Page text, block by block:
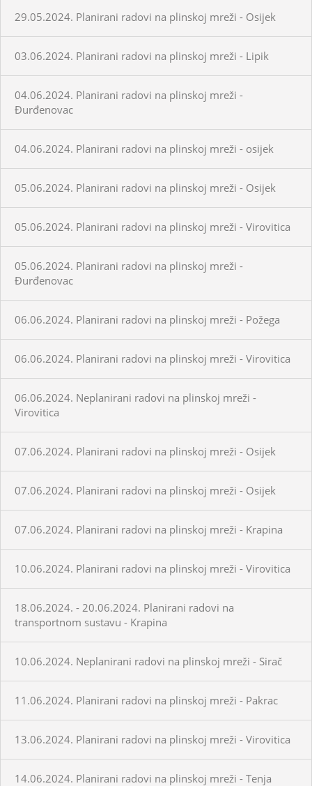
29.05.2024. Planirani radovi na plinskoj mreži - Osijek
03.06.2024. Planirani radovi na plinskoj mreži - Lipik
04.06.2024. Planirani radovi na plinskoj mreži -
Đurđenovac
04.06.2024. Planirani radovi na plinskoj mreži - osijek
05.06.2024. Planirani radovi na plinskoj mreži - Osijek
05.06.2024. Planirani radovi na plinskoj mreži - Virovitica
05.06.2024. Planirani radovi na plinskoj mreži -
Đurđenovac
06.06.2024. Planirani radovi na plinskoj mreži - Požega
06.06.2024. Planirani radovi na plinskoj mreži - Virovitica
06.06.2024. Neplanirani radovi na plinskoj mreži -
Virovitica
07.06.2024. Planirani radovi na plinskoj mreži - Osijek
07.06.2024. Planirani radovi na plinskoj mreži - Osijek
07.06.2024. Planirani radovi na plinskoj mreži - Krapina
10.06.2024. Planirani radovi na plinskoj mreži - Virovitica
18.06.2024. - 20.06.2024. Planirani radovi na
transportnom sustavu - Krapina
10.06.2024. Neplanirani radovi na plinskoj mreži - Sirač
11.06.2024. Planirani radovi na plinskoj mreži - Pakrac
13.06.2024. Planirani radovi na plinskoj mreži - Virovitica
14.06.2024. Planirani radovi na plinskoj mreži - Tenja